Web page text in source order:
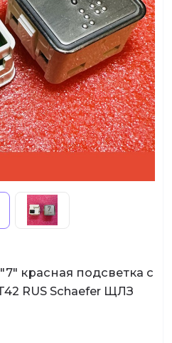
красная подсветка с
RUS Schaefer ЩЛЗ